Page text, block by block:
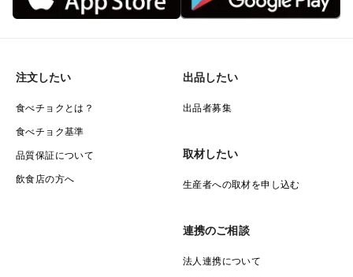
注文したい
食べチョクとは？
食べチョク基準
品質保証について
飲食店の方へ
出品したい
出品者募集
取材したい
生産者への取材を申し込む
連携のご相談
法人連携について